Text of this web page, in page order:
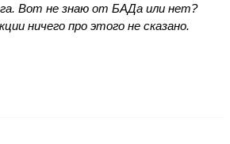
Вот не знаю от БАДа или нет?
ничего про этого не сказано.